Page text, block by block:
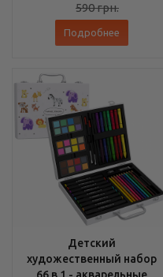
590грн.
Подробнее
Детский
художественный набор